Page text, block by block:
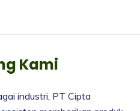
Kami
industri, PT Cipta